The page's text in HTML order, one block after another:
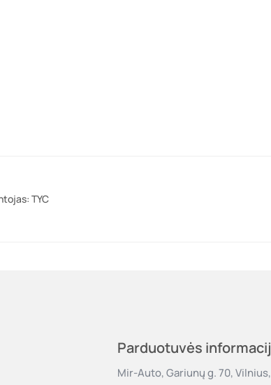
TYC
Parduotuvės
Mir-Auto, Gariunų g. 70,